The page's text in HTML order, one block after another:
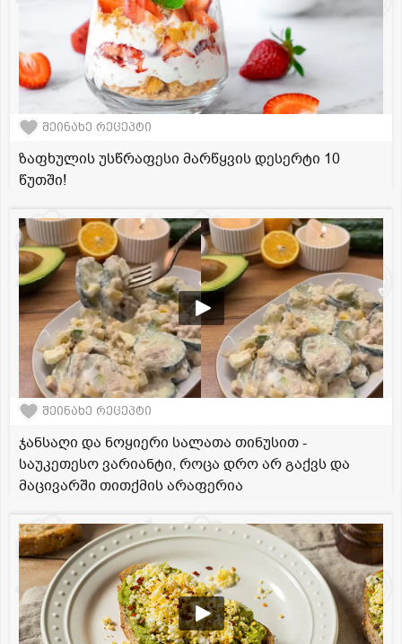
შეინახე რეცეპტი
ზაფხულის უსწრაფესი მარწყვის დესერტი 10
წუთში!
შეინახე რეცეპტი
ჯანსაღი და ნოყიერი სალათა თინუსით -
საუკეთესო ვარიანტი, როცა დრო არ გაქვს და
მაცივარში თითქმის არაფერია